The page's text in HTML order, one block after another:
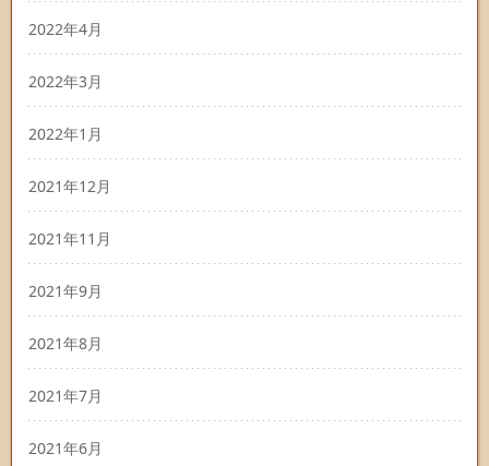
2022年4月
2022年3月
2022年1月
2021年12月
2021年11月
2021年9月
2021年8月
2021年7月
2021年6月